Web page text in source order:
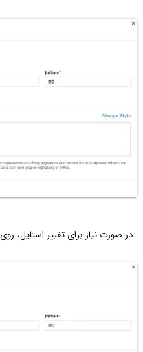
در صورت نیاز برای تغییر استایل، روی Change Style کلیک کنید.